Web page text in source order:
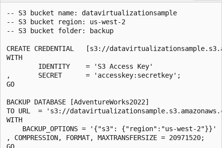
-- S3 bucket name: datavirtualizationsample
-- S3 bucket region: us-west-2
-- S3 bucket folder: backup
CREATE CREDENTIAL   [s3://
WITH
        IDENTITY    = 'S3 Access Key'
,       SECRET      = 'accesskey:secretkey';
GO
BACKUP DATABASE [AdventureWorks2022]
TO URL  = 's3://
WITH
BACKUP_OPTIONS = '{"s3": {"region":"us-west-2"}}'
, COMPRESSION, FORMAT, MAXTRANSFERSIZE = 20971520;
GO